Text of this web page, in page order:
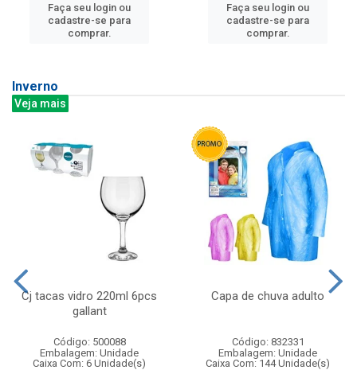
Faça seu login ou
cadastre-se para
comprar.
Faça seu login ou
cadastre-se para
comprar.
Inverno
Veja mais
Cj tacas vidro 220ml 6pcs
gallant
Código: 500088
Embalagem: Unidade
Caixa Com: 6 Unidade(s)
Capa de chuva adulto
Código: 832331
Embalagem: Unidade
Caixa Com: 144 Unidade(s)